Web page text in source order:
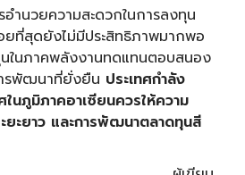
อำนวยความสะดวกในการลงทุน
ที่สุดยังไม่มีประสิทธิภาพมากพอ
ในภาคพลังงานทดแทนตอบสนอง
รพัฒนาที่ยั่งยืน ประเทศกำลัง
นภูมิภาคอาเซียนควรให้ความ
ะยาว และการพัฒนาตลาดทุนสี